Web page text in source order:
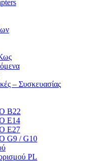
– Συσκευασίας
B22
E14
E27
G9 / G10
PL